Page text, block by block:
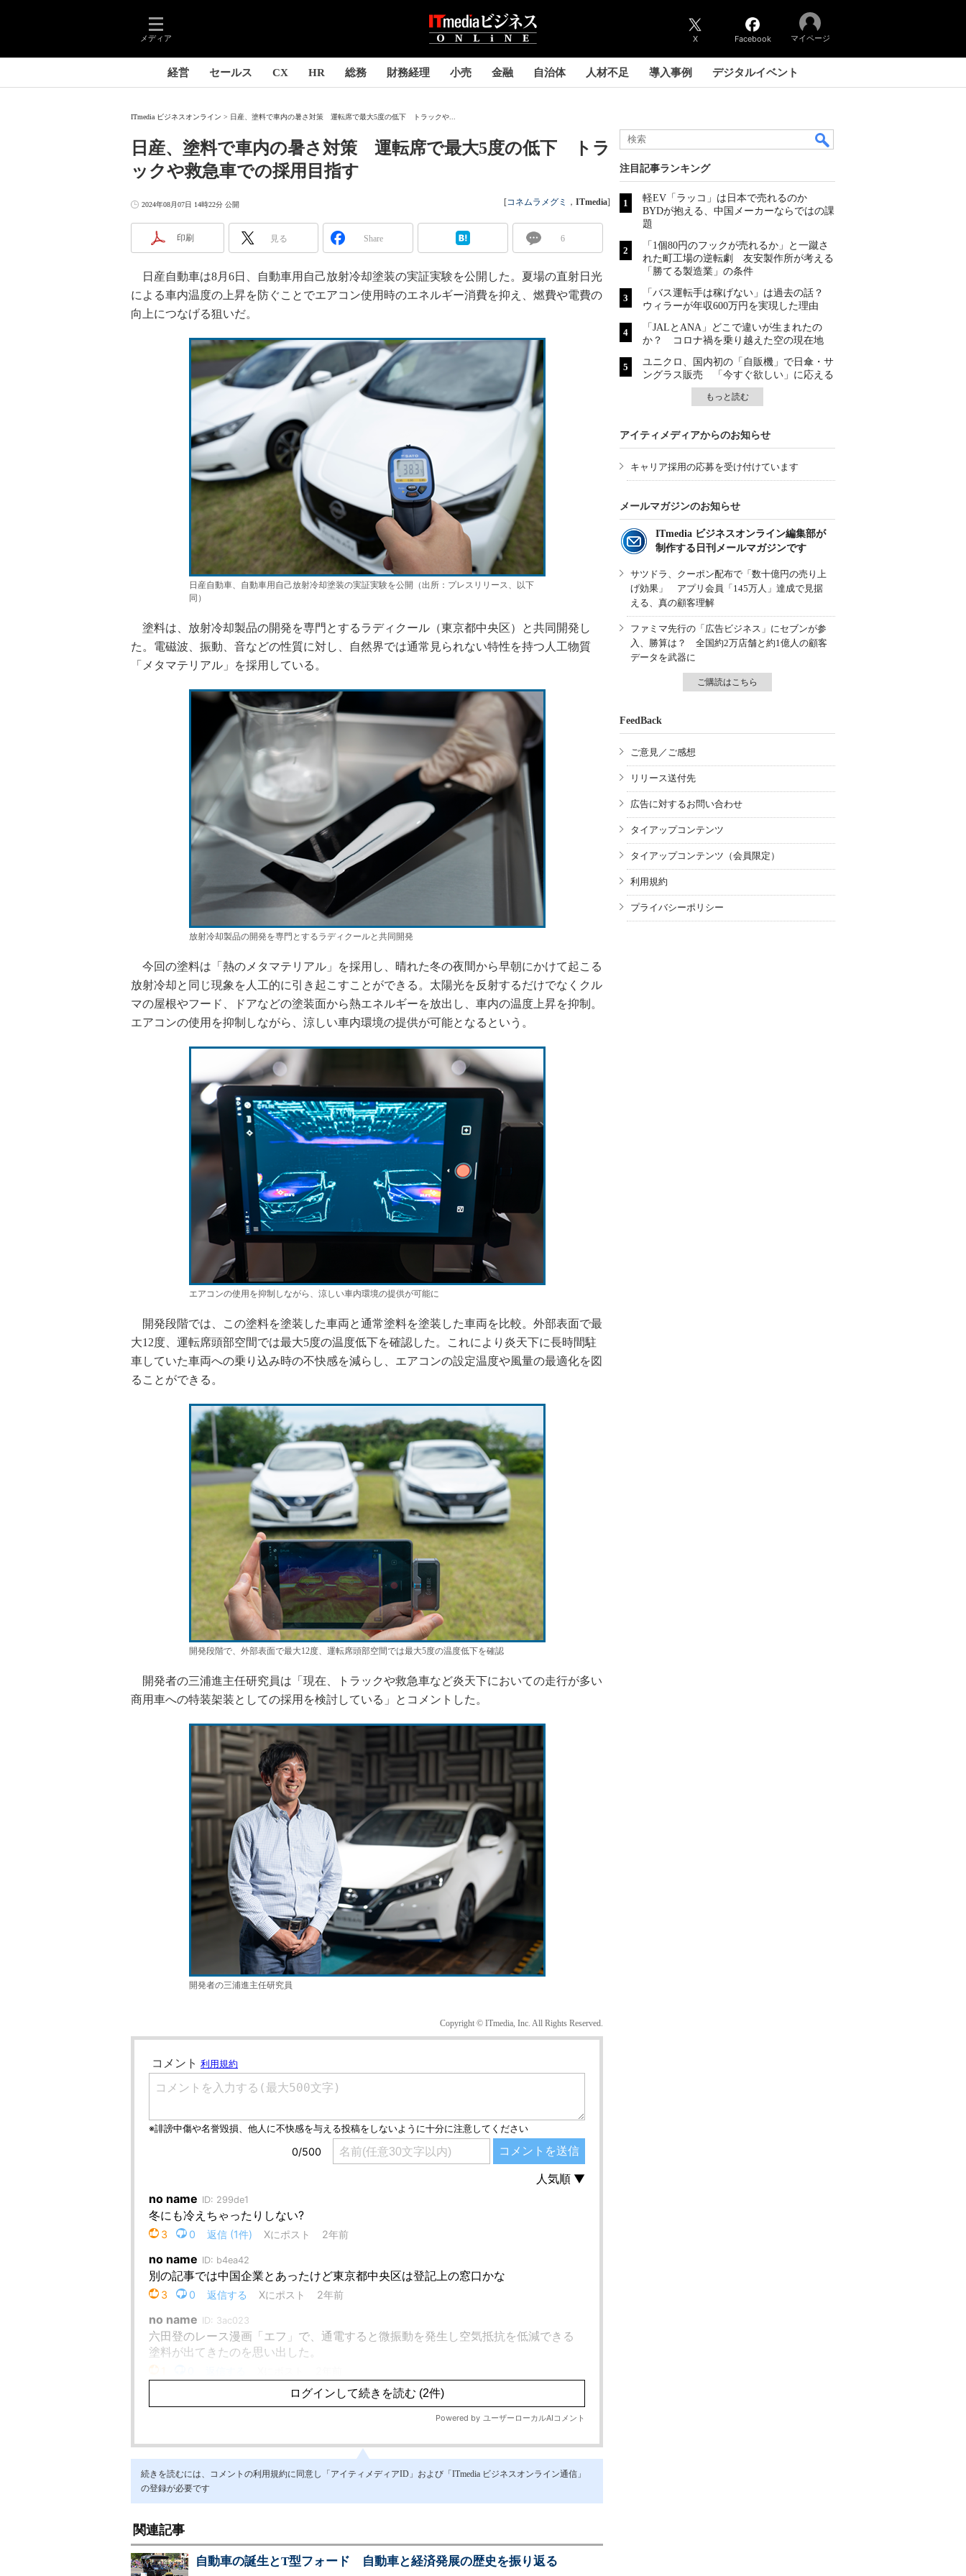
メディア X Facebook マイページ
経営 セールス CX HR 総務 財務経理 小売 金融 自治体 人材不足 導入事例 デジタルイベント
ITmedia ビジネスオンライン 日産、塗料で車内の暑さ対策 運転席で最大5度の低下 トラックや...
日産、塗料で車内の暑さ対策 運転席で最大5度の低下 トラ
ックや救急車での採用目指す
2024年08月07日 14時22分 公開 [コネムラメグミ ， ITmedia]
印刷 見る Share 6
日産自動車は8月6日、自動車用自己放射冷却塗装の実証実験を公開した。夏場の直射日光
による車内温度の上昇を防ぐことでエアコン使用時のエネルギー消費を抑え、燃費や電費の
向上につなげる狙いだ。
日産自動車、自動車用自己放射冷却塗装の実証実験を公開（出所：プレスリリース、以下
同）
塗料は、放射冷却製品の開発を専門とするラディクール（東京都中央区）と共同開発し
た。電磁波、振動、音などの性質に対し、自然界では通常見られない特性を持つ人工物質
「メタマテリアル」を採用している。
放射冷却製品の開発を専門とするラディクールと共同開発
今回の塗料は「熱のメタマテリアル」を採用し、晴れた冬の夜間から早朝にかけて起こる
放射冷却と同じ現象を人工的に引き起こすことができる。太陽光を反射するだけでなくクル
マの屋根やフード、ドアなどの塗装面から熱エネルギーを放出し、車内の温度上昇を抑制。
エアコンの使用を抑制しながら、涼しい車内環境の提供が可能となるという。
エアコンの使用を抑制しながら、涼しい車内環境の提供が可能に
開発段階では、この塗料を塗装した車両と通常塗料を塗装した車両を比較。外部表面で最
大12度、運転席頭部空間では最大5度の温度低下を確認した。これにより炎天下に長時間駐
車していた車両への乗り込み時の不快感を減らし、エアコンの設定温度や風量の最適化を図
ることができる。
開発段階で、外部表面で最大12度、運転席頭部空間では最大5度の温度低下を確認
開発者の三浦進主任研究員は「現在、トラックや救急車など炎天下においての走行が多い
商用車への特装架装としての採用を検討している」とコメントした。
開発者の三浦進主任研究員
Copyright © ITmedia, Inc. All Rights Reserved.
続きを読むには、コメントの利用規約に同意し「アイティメディアID」および「ITmedia ビジネスオンライン通信」
の登録が必要です
関連記事
自動車の誕生とT型フォード 自動車と経済発展の歴史を振り返る
注目記事ランキング
軽EV「ラッコ」は日本で売れるのか
BYDが抱える、中国メーカーならではの課
題
「1個80円のフックが売れるか」と一蹴さ
れた町工場の逆転劇 友安製作所が考える
「勝てる製造業」の条件
「バス運転手は稼げない」は過去の話？
ウィラーが年収600万円を実現した理由
「JALとANA」どこで違いが生まれたの
か？ コロナ禍を乗り越えた空の現在地
ユニクロ、国内初の「自販機」で日傘・サ
ングラス販売 「今すぐ欲しい」に応える
もっと読む
アイティメディアからのお知らせ
キャリア採用の応募を受け付けています
メールマガジンのお知らせ
ITmedia ビジネスオンライン編集部が
制作する日刊メールマガジンです
サツドラ、クーポン配布で「数十億円の売り上
げ効果」 アプリ会員「145万人」達成で見据
える、真の顧客理解
ファミマ先行の「広告ビジネス」にセブンが参
入、勝算は？ 全国約2万店舗と約1億人の顧客
データを武器に
ご購読はこちら
FeedBack
ご意見／ご感想
リリース送付先
広告に対するお問い合わせ
タイアップコンテンツ
タイアップコンテンツ（会員限定）
利用規約
プライバシーポリシー